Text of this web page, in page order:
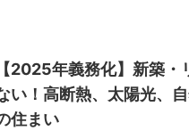
2025年義務化】新築・
い！高断熱、太陽光、
住まい